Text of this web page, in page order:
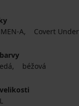
MEN-A Covert
béžová